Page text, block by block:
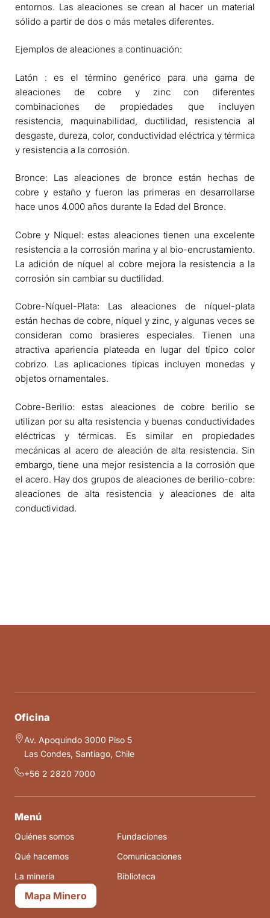
entornos. Las aleaciones se crean al hacer un material
sólido a partir de dos o más metales diferentes.
Ejemplos de aleaciones a continuación:
Latón : es el término genérico para una gama de
aleaciones de cobre y zinc con diferentes
combinaciones de propiedades que incluyen
resistencia, maquinabilidad, ductilidad, resistencia al
desgaste, dureza, color, conductividad eléctrica y térmica
y resistencia a la corrosión.
Bronce: Las aleaciones de bronce están hechas de
cobre y estaño y fueron las primeras en desarrollarse
hace unos 4.000 años durante la Edad del Bronce.
Cobre y Níquel: estas aleaciones tienen una excelente
resistencia a la corrosión marina y al bio-encrustamiento.
La adición de níquel al cobre mejora la resistencia a la
corrosión sin cambiar su ductilidad.
Cobre-Níquel-Plata: Las aleaciones de níquel-plata
están hechas de cobre, níquel y zinc, y algunas veces se
consideran como brasieres especiales. Tienen una
atractiva apariencia plateada en lugar del típico color
cobrizo. Las aplicaciones típicas incluyen monedas y
objetos ornamentales.
Cobre-Berilio: estas aleaciones de cobre berilio se
utilizan por su alta resistencia y buenas conductividades
eléctricas y térmicas. Es similar en propiedades
mecánicas al acero de aleación de alta resistencia. Sin
embargo, tiene una mejor resistencia a la corrosión que
el acero. Hay dos grupos de aleaciones de berilio-cobre:
​​aleaciones de alta resistencia y aleaciones de alta
conductividad.
Oficina
Av. Apoquindo 3000 Piso 5
Las Condes, Santiago, Chile
+56 2 2820 7000
Menú
Quiénes somos
Qué hacemos
La minería
Fundaciones
Comunicaciones
Biblioteca
Mapa Minero